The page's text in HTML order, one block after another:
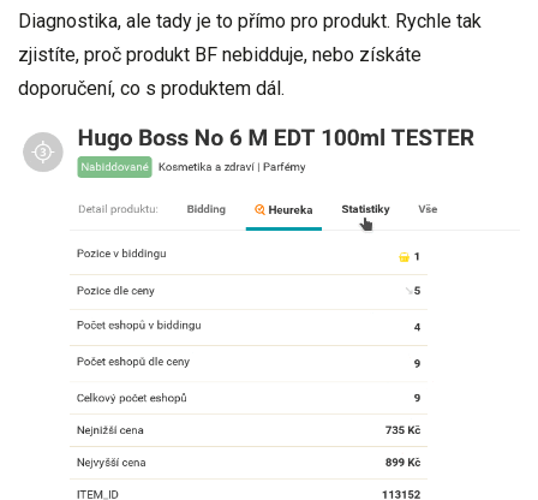
Diagnostika, ale tady je to přímo pro produkt. Rychle tak
zjistíte, proč produkt BF nebidduje, nebo získáte
doporučení, co s produktem dál.